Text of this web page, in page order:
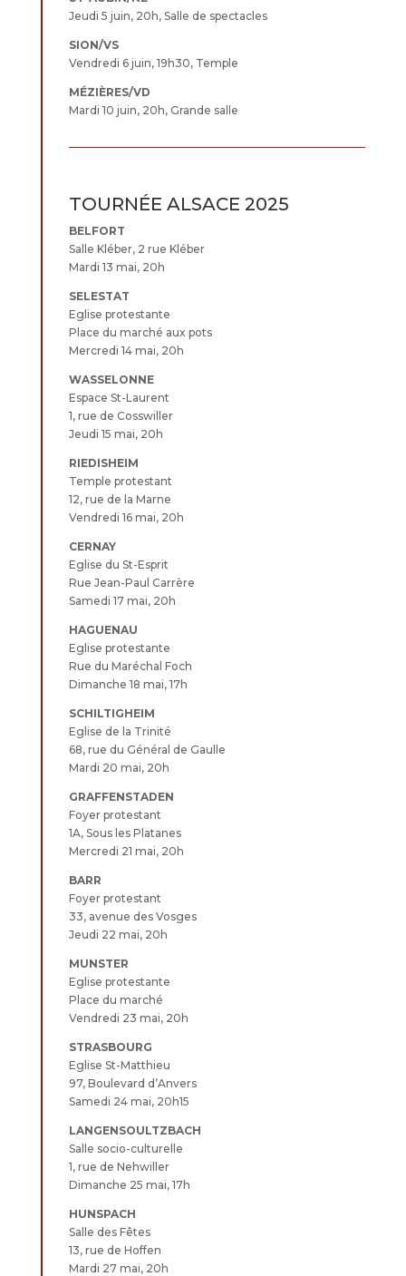
Jeudi 5 juin, 20h, Salle de spectacles
SION/VS
Vendredi 6 juin, 19h30, Temple
MÉZIÈRES/VD
Mardi 10 juin, 20h, Grande salle
TOURNÉE ALSACE 2025
BELFORT
Salle Kléber, 2 rue Kléber
Mardi 13 mai, 20h
SELESTAT
Eglise protestante
Place du marché aux pots
Mercredi 14 mai, 20h
WASSELONNE
Espace St-Laurent
1, rue de Cosswiller
Jeudi 15 mai, 20h
RIEDISHEIM
Temple protestant
12, rue de la Marne
Vendredi 16 mai, 20h
CERNAY
Eglise du St-Esprit
Rue Jean-Paul Carrère
Samedi 17 mai, 20h
HAGUENAU
Eglise protestante
Rue du Maréchal Foch
Dimanche 18 mai, 17h
SCHILTIGHEIM
Eglise de la Trinité
68, rue du Général de Gaulle
Mardi 20 mai, 20h
GRAFFENSTADEN
Foyer protestant
1A, Sous les Platanes
Mercredi 21 mai, 20h
BARR
Foyer protestant
33, avenue des Vosges
Jeudi 22 mai, 20h
MUNSTER
Eglise protestante
Place du marché
Vendredi 23 mai, 20h
STRASBOURG
Eglise St-Matthieu
97, Boulevard d’Anvers
Samedi 24 mai, 20h15
LANGENSOULTZBACH
Salle socio-culturelle
1, rue de Nehwiller
Dimanche 25 mai, 17h
HUNSPACH
Salle des Fêtes
13, rue de Hoffen
Mardi 27 mai, 20h